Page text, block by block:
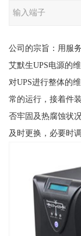
输入端子
公司的宗旨：用服
艾默生UPS电源的
对UPS进行整体的
常的运行，接着件
否牢固及热腐蚀状
及时更换，必要时